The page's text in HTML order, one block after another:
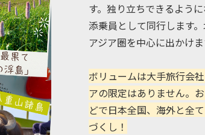
す。独り立ちできるよう
添乗員として同行します
アジア圏を中心に出かけ
ボリュームは大手旅行会
アの限定はありません。
どで日本全国、海外と全
づくし！